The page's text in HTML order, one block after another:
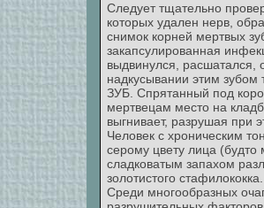
Следует тщательно
которых удален нерв,
снимок корней мертвых
закапсулированная
выдвинулся, расшатался,
надкусывании этим
ЗУБ. Спрятанный под
мертвецам место на
выгнивает, разрушая при
Человек с хроническим
серому цвету лица
сладковатым запахом
золотистого
Среди многообразных